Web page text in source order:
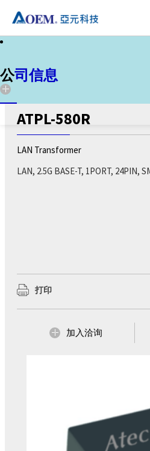
网络变压器
ATPL-580R
LAN Transformer
LAN, 2.5G BASE-T, 1PORT, 24PIN,
打印
加入洽询
新聞
关于亚元
活动
立于台北市，并在中国华南(东
昌)建立生产据点。
计、制造到销售，更提供客户
的服务！
了解更多
公司信息
公司信息
关于亞元
投資人關系
展与扩充，业务范围涵盖：磁
方案 、无线解决方案...等三大
了解更多